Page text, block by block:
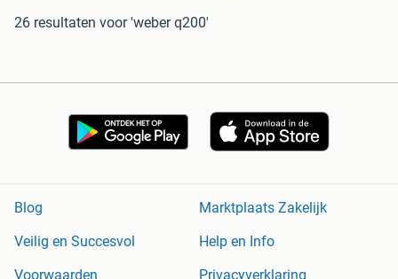
26 resultaten voor 'weber q200'
Blog
Marktplaats Zakelijk
Veilig en Succesvol
Help en Info
Voorwaarden
Privacyverklaring